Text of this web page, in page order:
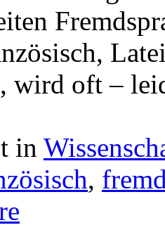
wird oft –
in
,